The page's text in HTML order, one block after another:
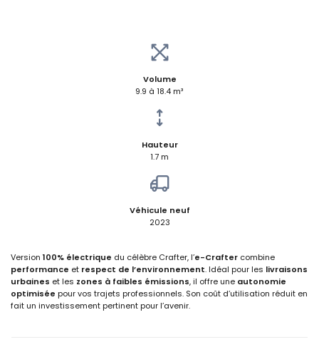
Volume
9.9 à 18.4 m³
Hauteur
1.7 m
Véhicule neuf
2023
Version 100% électrique du célèbre Crafter, l’e-Crafter combine
performance et respect de l’environnement. Idéal pour les livraisons
urbaines et les zones à faibles émissions, il offre une autonomie
optimisée pour vos trajets professionnels. Son coût d’utilisation réduit en
fait un investissement pertinent pour l’avenir.